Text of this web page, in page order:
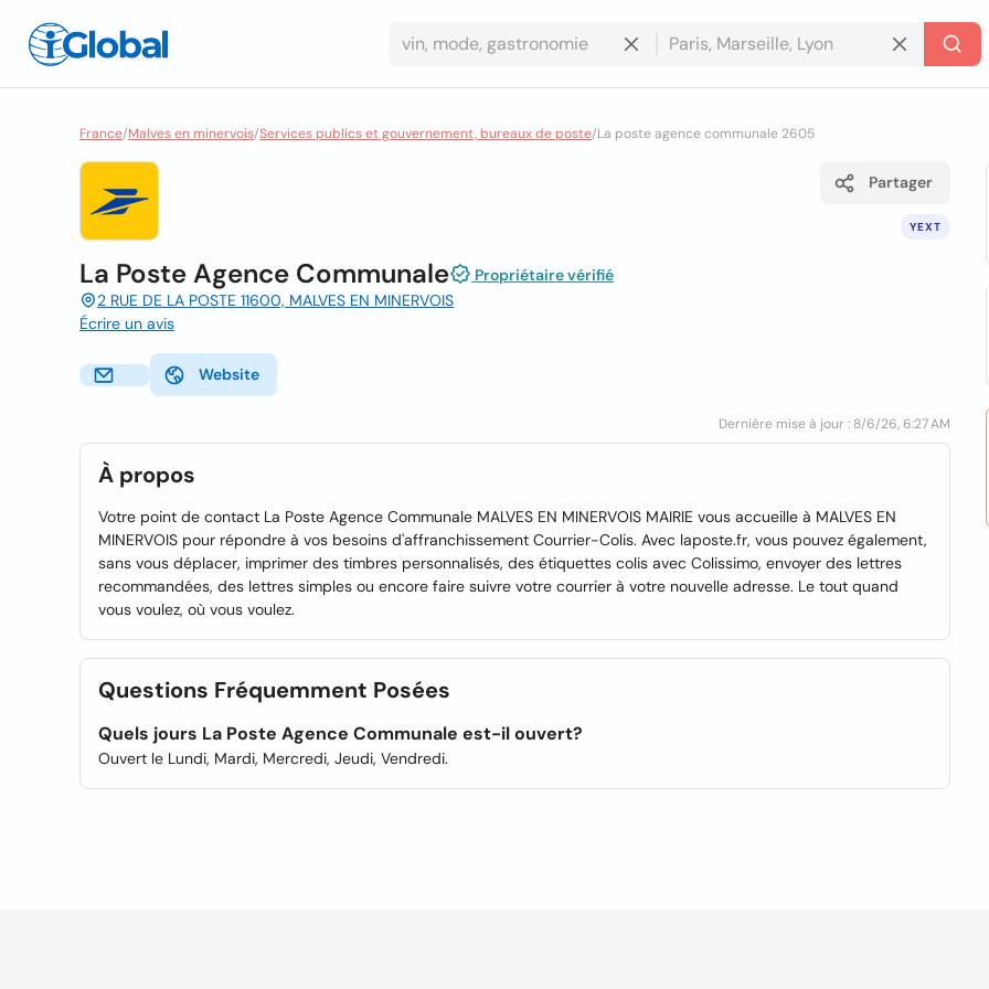
France/Malves en minervois/Services publics et gouvernement, bureaux de poste/La poste agence communale 2605
YEXT
Partager
La Poste Agence Communale
Propriétaire vérifié
2 RUE DE LA POSTE 11600, MALVES EN MINERVOIS
Écrire un avis
Website
Dernière mise à jour : 8/6/26, 6:27 AM
À propos
Votre point de contact La Poste Agence Communale MALVES EN MINERVOIS MAIRIE vous accueille à MALVES EN
MINERVOIS pour répondre à vos besoins d'affranchissement Courrier-Colis. Avec laposte.fr, vous pouvez également,
sans vous déplacer, imprimer des timbres personnalisés, des étiquettes colis avec Colissimo, envoyer des lettres
recommandées, des lettres simples ou encore faire suivre votre courrier à votre nouvelle adresse. Le tout quand
vous voulez, où vous voulez.
Questions Fréquemment Posées
Quels jours La Poste Agence Communale est-il ouvert?
Ouvert le Lundi, Mardi, Mercredi, Jeudi, Vendredi.